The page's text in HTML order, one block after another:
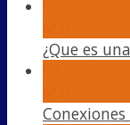
¿Que es